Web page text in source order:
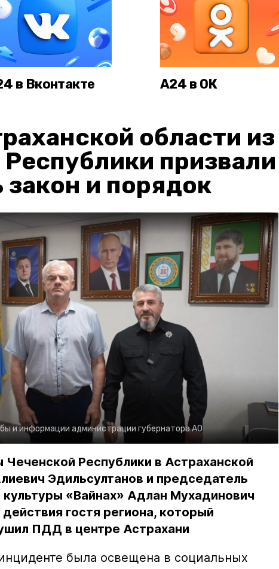
в Вконтакте А24 в ОК
области из
призвали
и порядок
и информации администрации губернатора АО
Чеченской Республики в Астраханской
Эдильсултанов и председатель
«Вайнах» Адлан Мухадинович
гостя региона, который
ПДД в центре Астрахани
была освещена в социальных